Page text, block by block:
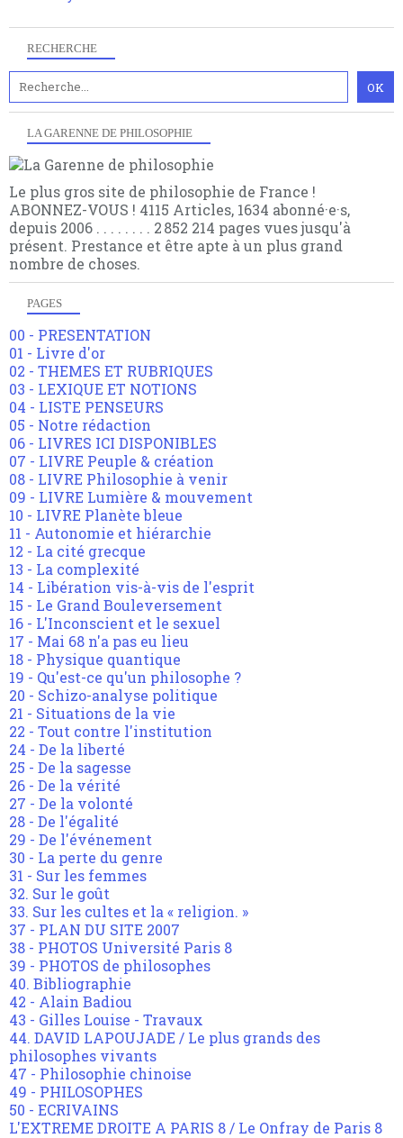
RECHERCHE
LA GARENNE DE PHILOSOPHIE
Le plus gros site de philosophie de France !
ABONNEZ-VOUS ! 4115 Articles, 1634 abonné·e·s,
depuis 2006 . . . . . . . . 2 852 214 pages vues jusqu'à
présent. Prestance et être apte à un plus grand
nombre de choses.
PAGES
00 - PRESENTATION
01 - Livre d'or
02 - THEMES ET RUBRIQUES
03 - LEXIQUE ET NOTIONS
04 - LISTE PENSEURS
05 - Notre rédaction
06 - LIVRES ICI DISPONIBLES
07 - LIVRE Peuple & création
08 - LIVRE Philosophie à venir
09 - LIVRE Lumière & mouvement
10 - LIVRE Planète bleue
11 - Autonomie et hiérarchie
12 - La cité grecque
13 - La complexité
14 - Libération vis-à-vis de l'esprit
15 - Le Grand Bouleversement
16 - L'Inconscient et le sexuel
17 - Mai 68 n'a pas eu lieu
18 - Physique quantique
19 - Qu'est-ce qu'un philosophe ?
20 - Schizo-analyse politique
21 - Situations de la vie
22 - Tout contre l'institution
24 - De la liberté
25 - De la sagesse
26 - De la vérité
27 - De la volonté
28 - De l'égalité
29 - De l'événement
30 - La perte du genre
31 - Sur les femmes
32. Sur le goût
33. Sur les cultes et la « religion. »
37 - PLAN DU SITE 2007
38 - PHOTOS Université Paris 8
39 - PHOTOS de philosophes
40. Bibliographie
42 - Alain Badiou
43 - Gilles Louise - Travaux
44. DAVID LAPOUJADE / Le plus grands des
philosophes vivants
47 - Philosophie chinoise
49 - PHILOSOPHES
50 - ECRIVAINS
L'EXTREME DROITE A PARIS 8 / Le Onfray de Paris 8